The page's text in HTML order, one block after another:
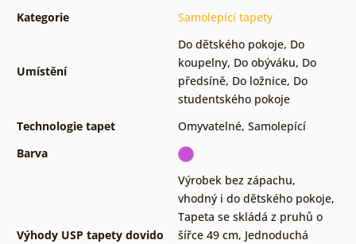
Kategorie Samolepící tapety
Umístění
Do dětského pokoje, Do
koupelny, Do obýváku, Do
předsíně, Do ložnice, Do
studentského pokoje
Technologie tapet
Omyvatelné, Samolepící
Barva
Výhody USP tapety dovido
Výrobek bez zápachu,
vhodný i do dětského pokoje,
Tapeta se skládá z pruhů o
šířce 49 cm, Jednoduchá